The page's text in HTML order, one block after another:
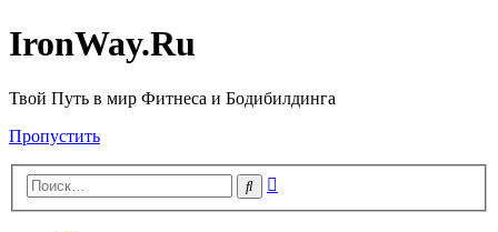
IronWay.Ru
Твой Путь в мир Фитнеса и Бодибилдинга
Пропустить
Поиск